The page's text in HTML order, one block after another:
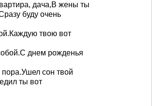
дача,В жены ты
буду очень
твою вот
днем рожденья
сон твой
ты вот